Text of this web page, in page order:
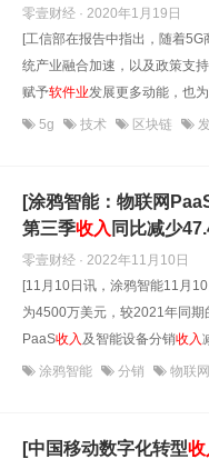
零壹财经 · 2020年1月19日
[工信部在报告中指出，随着
统产业融合加速，以及政策支
赋予软件业发展更多动能，也为
5g 技术 区块链
[涂鸦智能：物联网
第三季收入 同比减少
零壹财经 · 2022年11月10日
[11月10日讯，涂鸦智能11月
为4500万美元，较2021年同
PaaS收入 及智能设备分销收入
涂鸦智能 分销 物联网
[中国移动数字化转型收